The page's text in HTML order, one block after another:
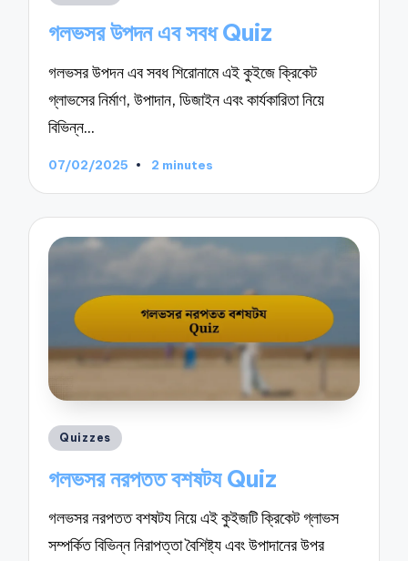
গলভসর উপদন এব সবধ Quiz
গলভসর উপদন এব সবধ শিরোনামে এই কুইজে ক্রিকেট
গ্লাভসের নির্মাণ, উপাদান, ডিজাইন এবং কার্যকারিতা নিয়ে
বিভিন্ন…
07/02/2025 2 minutes
Posted
Quizzes
গলভসর নরপতত বশষটয Quiz
গলভসর নরপতত বশষটয নিয়ে এই কুইজটি ক্রিকেট গ্লাভস
সম্পর্কিত বিভিন্ন নিরাপত্তা বৈশিষ্ট্য এবং উপাদানের উপর